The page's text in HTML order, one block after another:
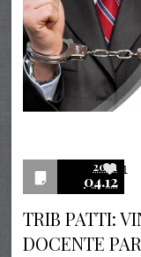
2021
04.12
1
TRIB PATTI:
DOCENTE